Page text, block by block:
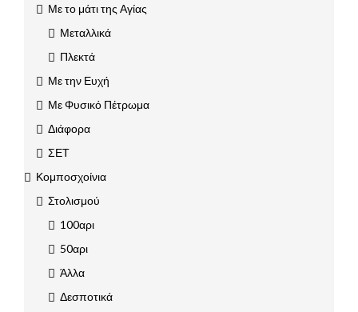
Με το μάτι της Αγίας
Μεταλλικά
Πλεκτά
Με την Ευχή
Με Φυσικό Πέτρωμα
Διάφορα
ΣΕΤ
Κομποσχοίνια
Στολισμού
100αρι
50αρι
Άλλα
Δεσποτικά